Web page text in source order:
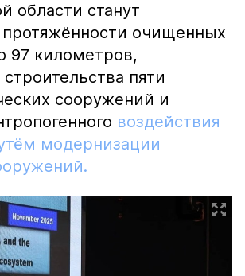
области станут
очищенных
97 километров,
пяти
сооружений и
воздействия
модернизации